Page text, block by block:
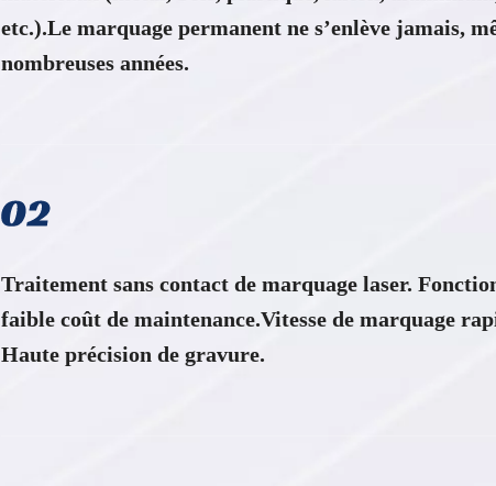
etc.).Le marquage permanent ne s’enlève jamais,
nombreuses années.
Traitement sans contact de marquage laser.
faible coût de maintenance.Vitesse de marquage
Haute précision de gravure.​​​​​​​